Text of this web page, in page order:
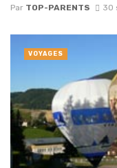
Par TOP-PARENTS 30
VOYAGES